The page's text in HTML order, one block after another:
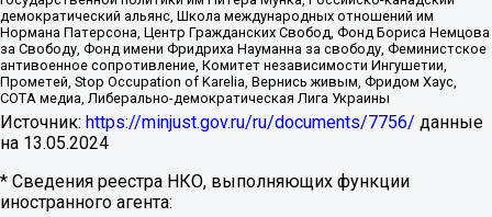
демократический альянс, Школа международных отношений им
Нормана Патерсона, Центр Гражданских Свобод, Фонд Бориса Немцова
за Свободу, Фонд имени Фридриха Науманна за свободу, Феминистское
антивоенное сопротивление, Комитет независимости Ингушетии,
Прометей, Stop Occupation of Karelia, Вернись живым, Фридом Хаус,
СОТА медиа, Либерально-демократическая Лига Украины
Источник: https://minjust.gov.ru/ru/documents/7756/ данные
на 13.05.2024
* Сведения реестра НКО, выполняющих функции
иностранного агента: